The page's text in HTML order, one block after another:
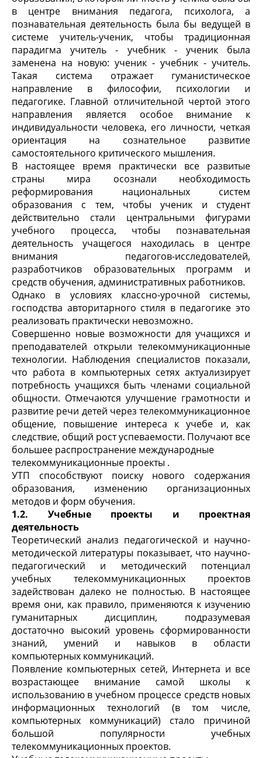
в центре внимания педагога, психолога, а
познавательная деятельность была бы ведущей в
системе учитель-ученик, чтобы традиционная
парадигма учитель - учебник - ученик была
заменена на новую: ученик - учебник - учитель.
Такая система отражает гуманистическое
направление в философии, психологии и
педагогике. Главной отличительной чертой этого
направления является особое внимание к
индивидуальности человека, его личности, четкая
ориентация на сознательное развитие
самостоятельного критического мышления.
В настоящее время практически все развитые
страны мира осознали необходимость
реформирования национальных систем
образования с тем, чтобы ученик и студент
действительно стали центральными фигурами
учебного процесса, чтобы познавательная
деятельность учащегося находилась в центре
внимания педагогов-исследователей,
разработчиков образовательных программ и
средств обучения, административных работников.
Однако в условиях классно-урочной системы,
господства авторитарного стиля в педагогике это
реализовать практически невозможно.
Совершенно новые возможности для учащихся и
преподавателей открыли телекоммуникационные
технологии. Наблюдения специалистов показали,
что работа в компьютерных сетях актуализирует
потребность учащихся быть членами социальной
общности. Отмечаются улучшение грамотности и
развитие речи детей через телекоммуникационное
общение, повышение интереса к учебе и, как
следствие, общий рост успеваемости. Получают все
большее распространение международные
телекоммуникационные проекты .
УТП способствуют поиску нового содержания
образования, изменению организационных
методов и форм обучения.
1.2. Учебные проекты и проектная
деятельность
Теоретический анализ педагогической и научно-
методической литературы показывает, что научно-
педагогический и методический потенциал
учебных телекоммуникационных проектов
задействован далеко не полностью. В настоящее
время они, как правило, применяются к изучению
гуманитарных дисциплин, подразумевая
достаточно высокий уровень сформированности
знаний, умений и навыков в области
компьютерных коммуникаций.
Появление компьютерных сетей, Интернета и все
возрастающее внимание самой школы к
использованию в учебном процессе средств новых
информационных технологий (в том числе,
компьютерных коммуникаций) стало причиной
большой популярности учебных
телекоммуникационных проектов.